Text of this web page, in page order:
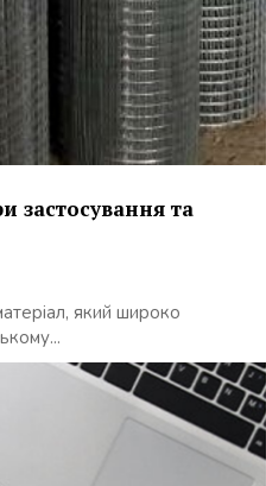
застосування та
який широко